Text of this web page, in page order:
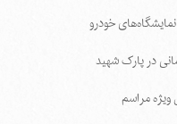
خودرو
در پارک شهید
ویژه مراسم